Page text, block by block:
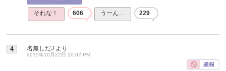
それな！ 606 うーん… 229
4 名無しだJ より
2015年10月22日 10:02 PM